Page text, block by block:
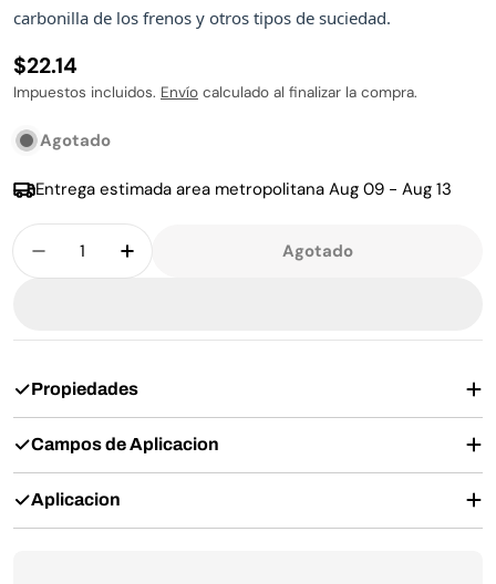
carbonilla de los frenos y otros tipos de suciedad.
Precio habitual
$22.14
Impuestos incluidos. Envío calculado al finalizar la compra.
Agotado
Entrega estimada area metropolitana Aug 09 - Aug 13
Cantidad
Disminuir La Cantidad De Engine
Aumentar La Cantidad De Engine
Agotado
Propiedades
Campos de Aplicacion
Aplicacion